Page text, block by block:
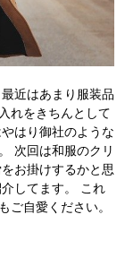
近はあまり服装品
れをきちんとして
はり御社のような
次回は和服のクリ
お掛けするかと思
してます。 これ
ご自愛ください。